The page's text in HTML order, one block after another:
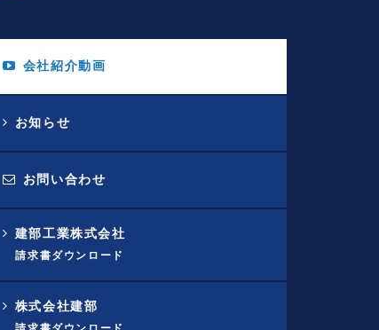
会社紹介動画
お知らせ
お問い合わせ
建部工業株式会社
請求書ダウンロード
株式会社建部